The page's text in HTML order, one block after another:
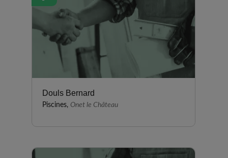
Douls Bernard
Piscines, Onet le Château